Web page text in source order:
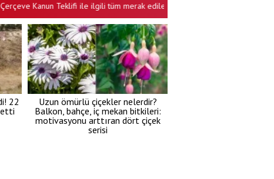
Kanun Teklifi ile ilgili tüm merak edilenler! 10 soru 10 cevap
22
Uzun ömürlü çiçekler nelerdir?
Balkon, bahçe, iç mekan bitkileri:
motivasyonu arttıran dört çiçek
serisi